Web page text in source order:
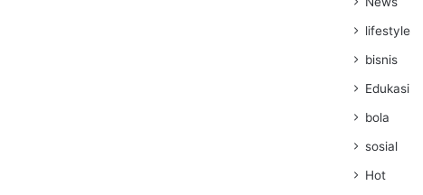
lifestyle
bisnis
Edukasi
bola
sosial
Hot